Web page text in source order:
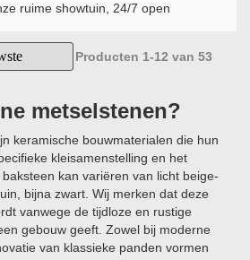
ruime showtuin, 24/7 open
Producten 1-12 van 53
metselstenen?
keramische bouwmaterialen die hun
kleisamenstelling en het
kan variëren van licht beige-
bijna zwart. Wij merken dat deze
vanwege de tijdloze en rustige
gebouw geeft. Zowel bij moderne
van klassieke panden vormen